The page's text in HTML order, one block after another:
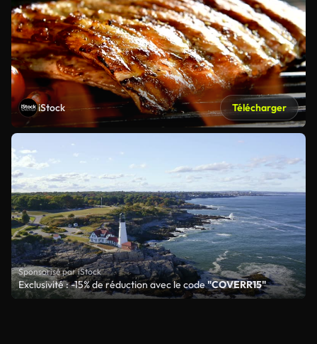
iStock Télécharger
Sponsorisé par iStock
Exclusivité : -15% de réduction avec le code"COVERR15"